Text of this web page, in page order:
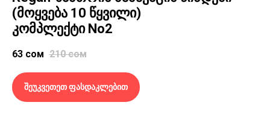
(მოყვება 10 წყვილი)
კომპლექტი No2
63 сом 210 сом
შეუკვეთეთ ფასდაკლებით